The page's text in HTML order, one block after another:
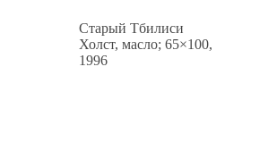
Старый Тбилиси
Холст, масло; 65×100,
1996